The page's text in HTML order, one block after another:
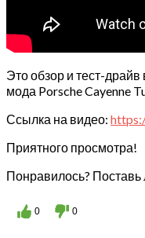
Это обзор и тест-
мода Porsche Cayenne
Ссылка на видео:
Приятного просмотра!
Понравилось? Поставь
0 0